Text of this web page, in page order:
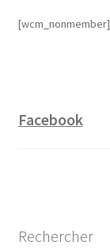
[wcm_nonmember]
Facebook
Rechercher